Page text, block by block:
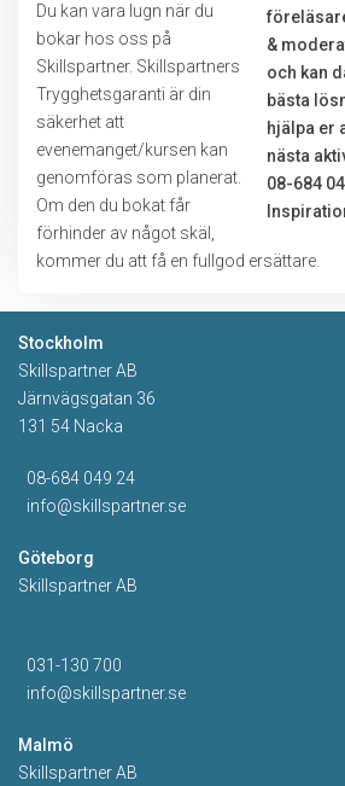
Du kan vara lugn när du
bokar hos oss på
Skillspartner. Skillspartners
Trygghetsgaranti är din
säkerhet att
evenemanget/kursen kan
genomföras som planerat.
Om den du bokat får
förhinder av något skäl,
kommer du att få en fullgod ersättare.
Stockholm
Skillspartner AB
Järnvägsgatan 36
131 54 Nacka
08-684 049 24
info@skillspartner.se
Göteborg
Skillspartner AB
031-130 700
info@skillspartner.se
Malmö
Skillspartner AB